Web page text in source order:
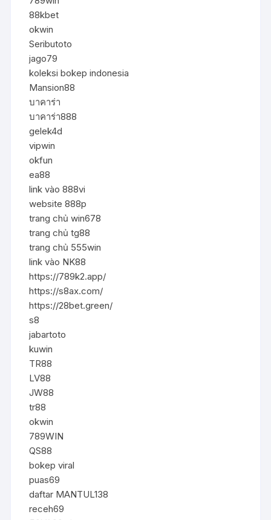
88kbet
okwin
Seributoto
jago79
koleksi bokep indonesia
Mansion88
บาคาร่า
บาคาร่า888
gelek4d
vipwin
okfun
ea88
link vào 888vi
website 888p
trang chủ win678
trang chủ tg88
trang chủ 555win
link vào NK88
https://789k2.app/
https://s8ax.com/
https://28bet.green/
s8
jabartoto
kuwin
TR88
LV88
JW88
tr88
okwin
789WIN
QS88
bokep viral
puas69
daftar MANTUL138
receh69